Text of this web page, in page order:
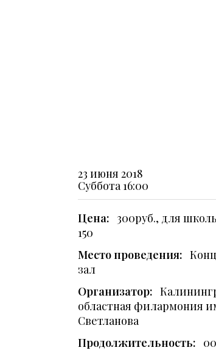
23 июня 2018
Суббота 16:00
Цена: 300руб., для
150
Место проведения:
зал
Организатор:
областная филармония
Светланова
Продолжительность: